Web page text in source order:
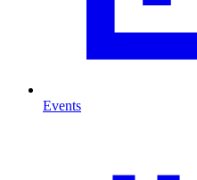
Events